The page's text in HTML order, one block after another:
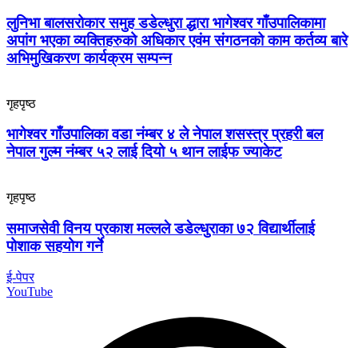
लुनिभा बालसरोकार समुह डडेल्धुरा द्धारा भागेश्वर गाँउपालिकामा
अपांग भएका व्यक्तिहरुको अधिकार एवंम संगठनको काम कर्तव्य बारे
अभिमुखिकरण कार्यक्रम सम्पन्न
गृहपृष्ठ
भागेश्वर गाँउपालिका वडा नंम्बर ४ ले नेपाल शसस्त्र प्रहरी बल
नेपाल गुल्म नंम्बर ५२ लाई दियो ५ थान लाईफ ज्याकेट
गृहपृष्ठ
समाजसेवी विनय प्रकाश मल्लले डडेल्धुराका ७२ विद्यार्थीलाई
पोशाक सहयोग गर्ने
ई-पेपर
YouTube